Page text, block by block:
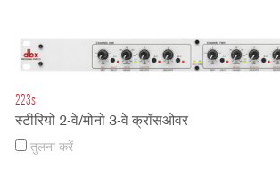
223s
स्टीरियो 2-वे/मोनो 3-वे क्रॉसओवर
तुलना करें